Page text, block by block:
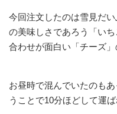
今回注文したのは雪見だ
の美味しさであろう「い
合わせが面白い「チーズ
お昼時で混んでいたのも
うことで10分ほどして運ば